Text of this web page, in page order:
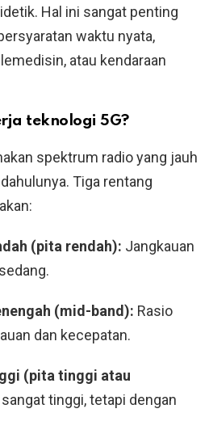
Hal ini sangat penting
waktu nyata,
atau kendaraan
teknologi 5G?
spektrum radio yang jauh
Tiga rentang
(pita rendah): Jangkauan
(mid-band): Rasio
dan kecepatan.
(pita tinggi atau
tinggi, tetapi dengan